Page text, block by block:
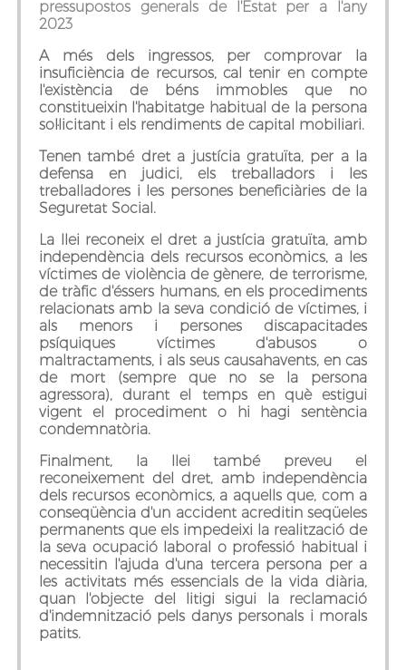
pressupostos generals de l'Estat per a l'any
2023
A més dels ingressos, per comprovar la
insuficiència de recursos, cal tenir en compte
l'existència de béns immobles que no
constitueixin l'habitatge habitual de la persona
sol·licitant i els rendiments de capital mobiliari.
Tenen també dret a justícia gratuïta, per a la
defensa en judici, els treballadors i les
treballadores i les persones beneficiàries de la
Seguretat Social.
La llei reconeix el dret a justícia gratuïta, amb
independència dels recursos econòmics, a les
víctimes de violència de gènere, de terrorisme,
de tràfic d'éssers humans, en els procediments
relacionats amb la seva condició de víctimes, i
als menors i persones discapacitades
psíquiques víctimes d'abusos o
maltractaments, i als seus causahavents, en cas
de mort (sempre que no se la persona
agressora), durant el temps en què estigui
vigent el procediment o hi hagi sentència
condemnatòria.
Finalment, la llei també preveu el
reconeixement del dret, amb independència
dels recursos econòmics, a aquells que, com a
conseqüència d'un accident acreditin seqüeles
permanents que els impedeixi la realització de
la seva ocupació laboral o professió habitual i
necessitin l'ajuda d'una tercera persona per a
les activitats més essencials de la vida diària,
quan l'objecte del litigi sigui la reclamació
d'indemnització pels danys personals i morals
patits.